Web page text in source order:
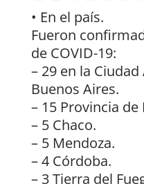
• En el país.
Fueron
de COVID-19:
– 29 en la
Buenos Aires.
– 15 Provincia de
– 5 Chaco.
– 5 Mendoza.
– 4 Córdoba.
– 3 Tierra del